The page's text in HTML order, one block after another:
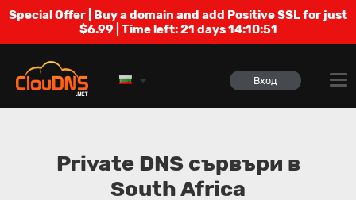
Special Offer | Buy a domain and add Positive SSL for just
$6.99 | Time left:21 days 14:10:50
Вход
Private DNS сървъри в
South Africa